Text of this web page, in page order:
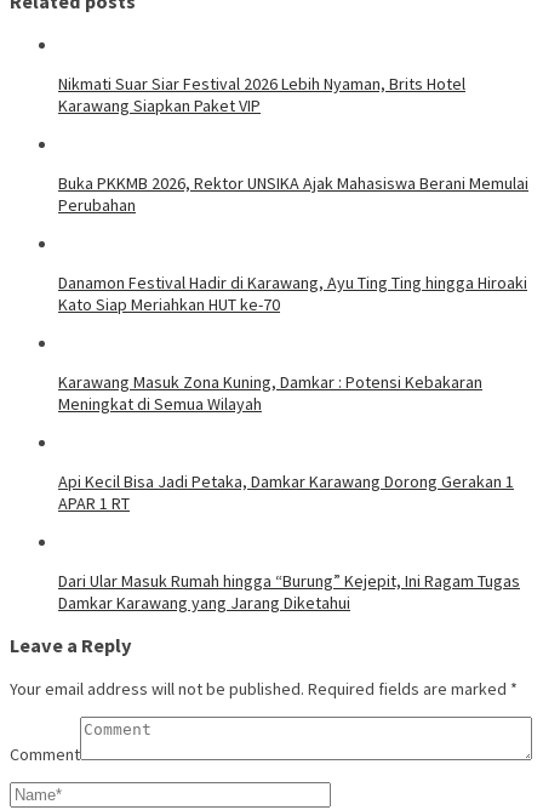
Nikmati Suar Siar Festival 2026 Lebih Nyaman, Brits Hotel
Karawang Siapkan Paket VIP
Buka PKKMB 2026, Rektor UNSIKA Ajak Mahasiswa Berani Memulai
Perubahan
Danamon Festival Hadir di Karawang, Ayu Ting Ting hingga Hiroaki
Kato Siap Meriahkan HUT ke-70
Karawang Masuk Zona Kuning, Damkar : Potensi Kebakaran
Meningkat di Semua Wilayah
Api Kecil Bisa Jadi Petaka, Damkar Karawang Dorong Gerakan 1
APAR 1 RT
Dari Ular Masuk Rumah hingga “Burung” Kejepit, Ini Ragam Tugas
Damkar Karawang yang Jarang Diketahui
Leave a Reply
Your email address will not be published. Required fields are marked *
Comment